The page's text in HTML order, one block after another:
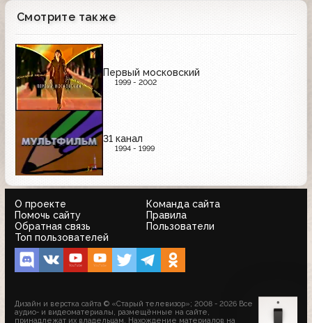
Смотрите также
Первый московский
1999 - 2002
31 канал
1994 - 1999
О проекте
Команда сайта
Помочь сайту
Правила
Обратная связь
Пользователи
Топ пользователей
Дизайн и верстка сайта © «Старый телевизор»; 2008 - 2026 Все
аудио- и видеоматериалы, размещённые на сайте,
принадлежат их владельцам. Нахождение материалов на